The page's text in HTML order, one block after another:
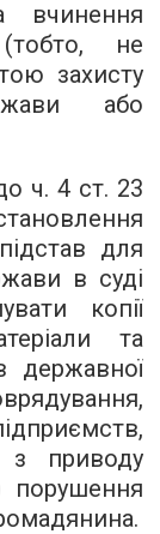
вчинення
не
захисту
або
ч. 4 ст. 23
для
в суді
копії
та
державної
з приводу
порушення